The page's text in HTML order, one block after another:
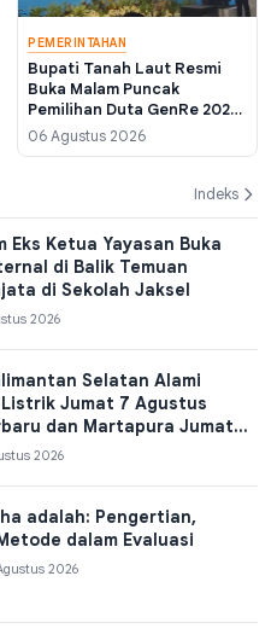
PEMERINTAHAN
Bupati Tanah Laut Resmi
Buka Malam Puncak
Pemilihan Duta GenRe 2026,
Tekankan Konten Positif di
Media Sosial
06 Agustus 2026
Indeks
Eks Ketua Yayasan Buka
di Balik Temuan
di Sekolah Jaksel
2026
Selatan Alami
Listrik Jumat 7 Agustus
dan Martapura Jumatan
2026
adalah: Pengertian,
dalam Evaluasi
2026